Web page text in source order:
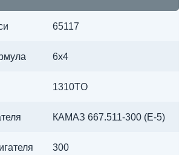
65117
6х4
1310TO
КАМАЗ 667.511-300 (Е-5)
300